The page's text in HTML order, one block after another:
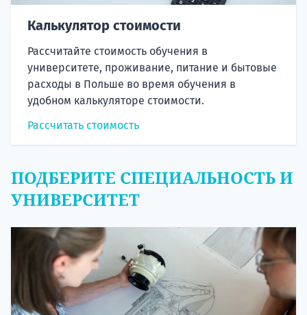
Калькулятор стоимости
Рассчитайте стоимость обучения в
университете, проживание, питание и бытовые
расходы в Польше во время обучения в
удобном калькуляторе стоимости.
Рассчитать стоимость
ПОДБЕРИТЕ СПЕЦИАЛЬНОСТЬ И
УНИВЕРСИТЕТ